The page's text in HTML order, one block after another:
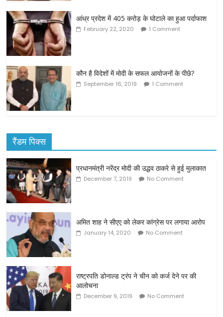
आंध्र प्रदेश में 405 करोड़ के घोटाले का हुआ पर्दाफाश
February 22, 2020 1 Comment
कौन है विदेशों में मोदी के सफल आयोजनों के पीछे?
September 16, 2019 1 Comment
रैंडम पिक्स
प्रधानमंत्री नरेंद्र मोदी की उद्धव ठाकरे से हुई मुलाकात
December 7, 2019 No Comment
अमित शाह ने सीएए को लेकर कांग्रेस पर लगाया आरोप
January 14, 2020 No Comment
राष्ट्रपति डोनाल्ड ट्रंप ने चीन को कर्ज देने पर की
आलोचना
December 9, 2019 No Comment